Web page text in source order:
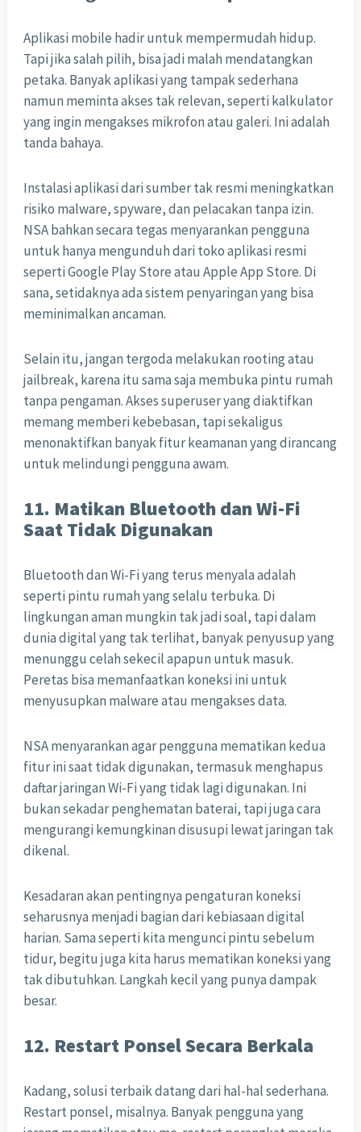
Aplikasi mobile hadir untuk mempermudah hidup.
Tapi jika salah pilih, bisa jadi malah mendatangkan
petaka. Banyak aplikasi yang tampak sederhana
namun meminta akses tak relevan, seperti kalkulator
yang ingin mengakses mikrofon atau galeri. Ini adalah
tanda bahaya.
Instalasi aplikasi dari sumber tak resmi meningkatkan
risiko malware, spyware, dan pelacakan tanpa izin.
NSA bahkan secara tegas menyarankan pengguna
untuk hanya mengunduh dari toko aplikasi resmi
seperti Google Play Store atau Apple App Store. Di
sana, setidaknya ada sistem penyaringan yang bisa
meminimalkan ancaman.
Selain itu, jangan tergoda melakukan rooting atau
jailbreak, karena itu sama saja membuka pintu rumah
tanpa pengaman. Akses superuser yang diaktifkan
memang memberi kebebasan, tapi sekaligus
menonaktifkan banyak fitur keamanan yang dirancang
untuk melindungi pengguna awam.
11. Matikan Bluetooth dan Wi-Fi
Saat Tidak Digunakan
Bluetooth dan Wi-Fi yang terus menyala adalah
seperti pintu rumah yang selalu terbuka. Di
lingkungan aman mungkin tak jadi soal, tapi dalam
dunia digital yang tak terlihat, banyak penyusup yang
menunggu celah sekecil apapun untuk masuk.
Peretas bisa memanfaatkan koneksi ini untuk
menyusupkan malware atau mengakses data.
NSA menyarankan agar pengguna mematikan kedua
fitur ini saat tidak digunakan, termasuk menghapus
daftar jaringan Wi-Fi yang tidak lagi digunakan. Ini
bukan sekadar penghematan baterai, tapi juga cara
mengurangi kemungkinan disusupi lewat jaringan tak
dikenal.
Kesadaran akan pentingnya pengaturan koneksi
seharusnya menjadi bagian dari kebiasaan digital
harian. Sama seperti kita mengunci pintu sebelum
tidur, begitu juga kita harus mematikan koneksi yang
tak dibutuhkan. Langkah kecil yang punya dampak
besar.
12. Restart Ponsel Secara Berkala
Kadang, solusi terbaik datang dari hal-hal sederhana.
Restart ponsel, misalnya. Banyak pengguna yang